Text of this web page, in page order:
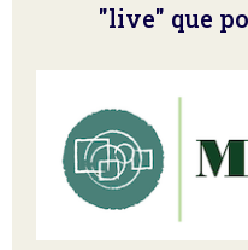
"live" que